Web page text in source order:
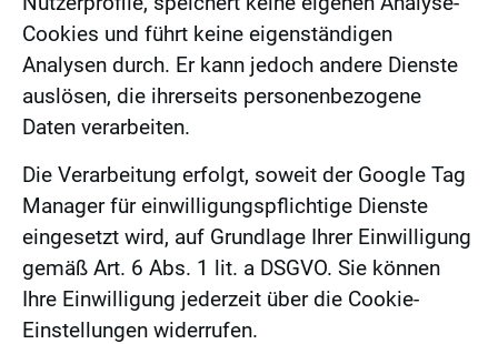
Cookies und führt keine eigenständigen
Analysen durch. Er kann jedoch andere Dienste
auslösen, die ihrerseits personenbezogene
Daten verarbeiten.
Die Verarbeitung erfolgt, soweit der Google Tag
Manager für einwilligungspflichtige Dienste
eingesetzt wird, auf Grundlage Ihrer Einwilligung
gemäß Art. 6 Abs. 1 lit. a DSGVO. Sie können
Ihre Einwilligung jederzeit über die Cookie-
Einstellungen widerrufen.